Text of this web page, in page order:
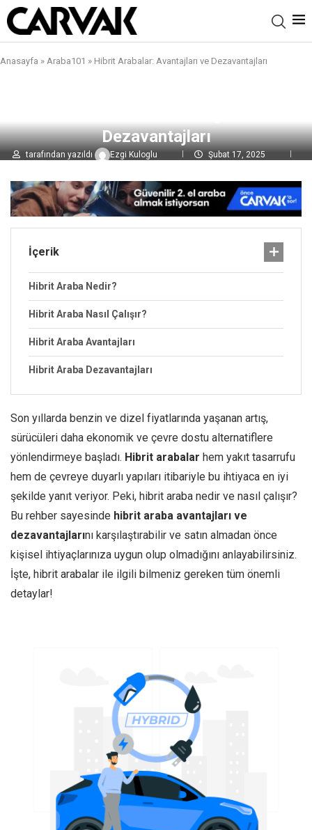
Anasayfa » Araba101 » Hibrit Arabalar: Avantajları ve Dezavantajları
Dezavantajları
tarafından yazıldı Ezgi Kuloglu
Şubat 17, 2025
İçerik
Hibrit Araba Nedir?
Hibrit Araba Nasıl Çalışır?
Hibrit Araba Avantajları
Hibrit Araba Dezavantajları
Son yıllarda benzin ve dizel fiyatlarında yaşanan artış,
sürücüleri daha ekonomik ve çevre dostu alternatiflere
yönlendirmeye başladı. Hibrit arabalar hem yakıt tasarrufu
hem de çevreye duyarlı yapıları itibariyle bu ihtiyaca en iyi
şekilde yanıt veriyor. Peki, hibrit araba nedir ve nasıl çalışır?
Bu rehber sayesinde hibrit araba avantajları ve
dezavantajlarını karşılaştırabilir ve satın almadan önce
kişisel ihtiyaçlarınıza uygun olup olmadığını anlayabilirsiniz.
İşte, hibrit arabalar ile ilgili bilmeniz gereken tüm önemli
detaylar!